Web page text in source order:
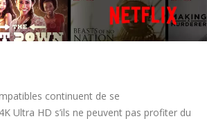
continuent de se
Ultra HD s’ils ne peuvent pas profiter du